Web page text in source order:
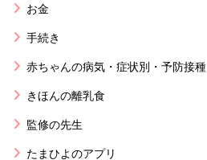
お金
手続き
赤ちゃんの病気・症状別・予防接種
きほんの離乳食
監修の先生
たまひよのアプリ